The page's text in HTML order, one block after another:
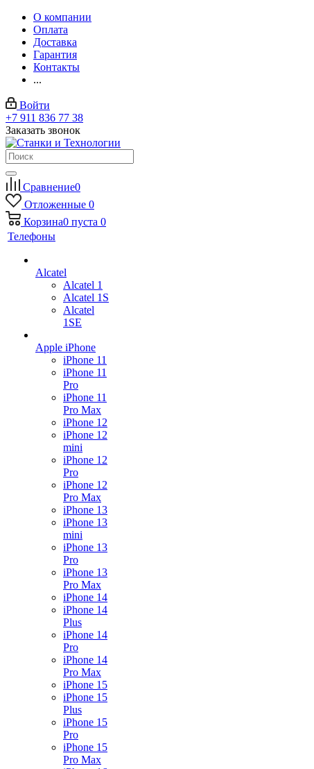
О компании
Оплата
Доставка
Гарантия
Контакты
...
Войти
+7 911 836 77 38
Заказать звонок
Сравнение0
Отложенные 0
Корзина0 пуста 0
Телефоны
Alcatel
Alcatel 1
Alcatel 1S
Alcatel
1SE
Apple iPhone
iPhone 11
iPhone 11
Pro
iPhone 11
Pro Max
iPhone 12
iPhone 12
mini
iPhone 12
Pro
iPhone 12
Pro Max
iPhone 13
iPhone 13
mini
iPhone 13
Pro
iPhone 13
Pro Max
iPhone 14
iPhone 14
Plus
iPhone 14
Pro
iPhone 14
Pro Max
iPhone 15
iPhone 15
Plus
iPhone 15
Pro
iPhone 15
Pro Max